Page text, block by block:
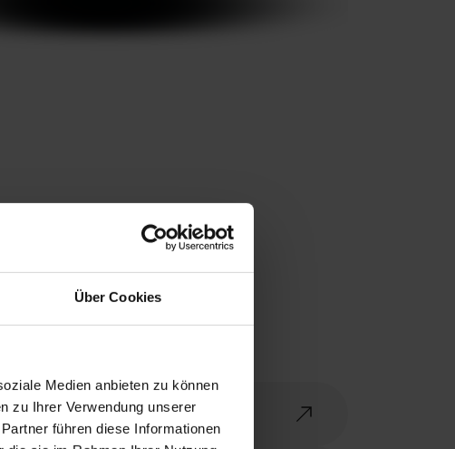
Über Cookies
Medien anbieten zu können
zu Ihrer Verwendung unserer
führen diese Informationen
(PDF | 48 MB)